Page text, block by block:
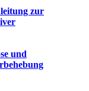
zur
und